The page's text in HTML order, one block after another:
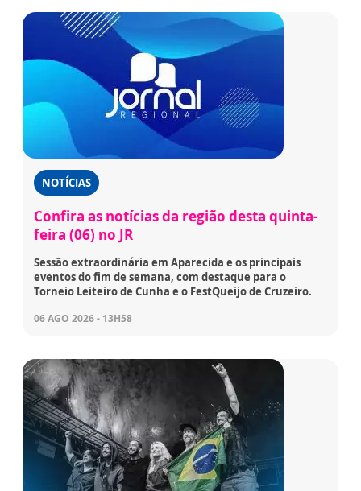
NOTÍCIAS
Confira as notícias da região desta quinta-
feira (06) no JR
Sessão extraordinária em Aparecida e os principais
eventos do fim de semana, com destaque para o
Torneio Leiteiro de Cunha e o FestQueijo de Cruzeiro.
06 AGO 2026 - 13H58